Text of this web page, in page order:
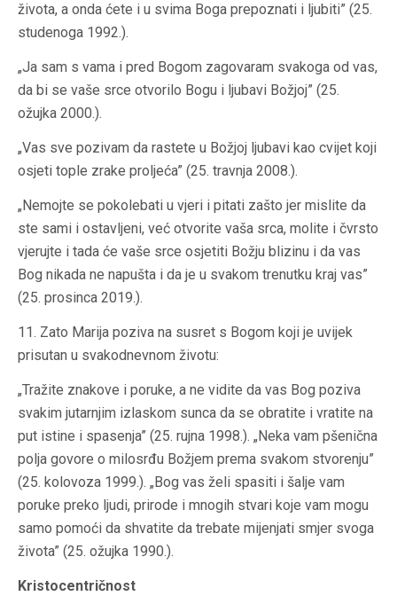
života, a onda ćete i u svima Boga prepoznati i ljubiti” (25.
studenoga 1992.).
„Ja sam s vama i pred Bogom zagovaram svakoga od vas,
da bi se vaše srce otvorilo Bogu i ljubavi Božjoj” (25.
ožujka 2000.).
„Vas sve pozivam da rastete u Božjoj ljubavi kao cvijet koji
osjeti tople zrake proljeća” (25. travnja 2008.).
„Nemojte se pokolebati u vjeri i pitati zašto jer mislite da
ste sami i ostavljeni, već otvorite vaša srca, molite i čvrsto
vjerujte i tada će vaše srce osjetiti Božju blizinu i da vas
Bog nikada ne napušta i da je u svakom trenutku kraj vas”
(25. prosinca 2019.).
11. Zato Marija poziva na susret s Bogom koji je uvijek
prisutan u svakodnevnom životu:
„Tražite znakove i poruke, a ne vidite da vas Bog poziva
svakim jutarnjim izlaskom sunca da se obratite i vratite na
put istine i spasenja” (25. rujna 1998.). „Neka vam pšenična
polja govore o milosrđu Božjem prema svakom stvorenju”
(25. kolovoza 1999.). „Bog vas želi spasiti i šalje vam
poruke preko ljudi, prirode i mnogih stvari koje vam mogu
samo pomoći da shvatite da trebate mijenjati smjer svoga
života” (25. ožujka 1990.).
Kristocentričnost